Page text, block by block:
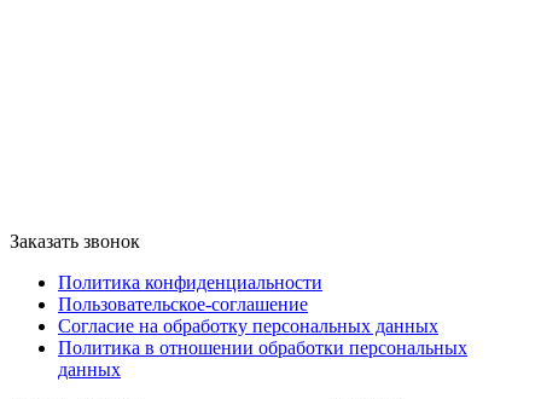
Заказать звонок
Политика конфиденциальности
Пользовательское-соглашение
Согласие на обработку персональных данных
Политика в отношении обработки персональных
данных